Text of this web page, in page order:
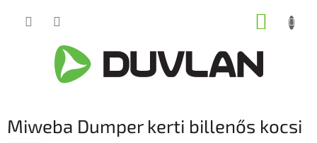
KOSÁR
Miweba Dumper kerti billenős kocsi